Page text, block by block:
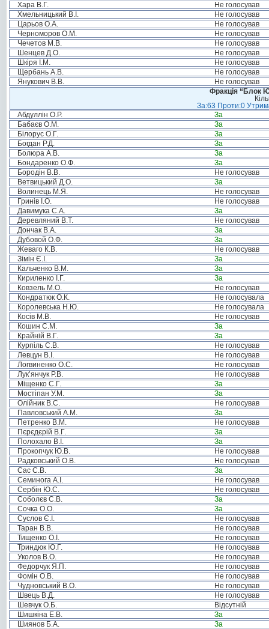
Хара В.Г.
Не голосував
Хмельницький В.І.
Не голосував
Царьов О.А.
Не голосував
Черноморов О.М.
Не голосував
Чечетов М.В.
Не голосував
Шенцев Д.О.
Не голосував
Шкіря І.М.
Не голосував
Щербань А.В.
Не голосував
Янукович В.В.
Не голосував
Фракція “Блок
За:63 Проти:0
Абдуллін О.Р.
За
Бабаєв О.М.
За
Білорус О.Г.
За
Богдан Р.Д.
За
Болюра А.В.
За
Бондаренко О.Ф.
За
Бородін В.В.
Не голосував
Ветвицький Д.О.
За
Волинець М.Я.
Не голосував
Гринів І.О.
Не голосував
Давимука С.А.
За
Деревляний В.Т.
Не голосував
Дончак В.А.
За
Дубовой О.Ф.
За
Жеваго К.В.
Не голосував
Зімін Є.І.
За
Кальченко В.М.
За
Кириленко І.Г.
За
Ковзель М.О.
Не голосував
Кондратюк О.К.
Не голосувала
Королевська Н.Ю.
Не голосувала
Косів М.В.
Не голосував
Кошин С.М.
За
Крайній В.Г.
За
Курпіль С.В.
Не голосував
Левцун В.І.
Не голосував
Логвиненко О.С.
Не голосував
Лук’янчук Р.В.
Не голосував
Міщенко С.Г.
За
Мостіпан У.М.
За
Олійник В.С.
Не голосував
Павловський А.М.
За
Петренко В.М.
Не голосував
Пєрєдєрій В.Г.
За
Полохало В.І.
За
Прокопчук Ю.В.
Не голосував
Радковський О.В.
Не голосував
Сас С.В.
За
Семинога А.І.
Не голосував
Сербін Ю.С.
Не голосував
Соболєв С.В.
За
Сочка О.О.
За
Суслов Є.І.
Не голосував
Таран В.В.
Не голосував
Тищенко О.І.
Не голосував
Триндюк Ю.Г.
Не голосував
Уколов В.О.
Не голосував
Федорчук Я.П.
Не голосував
Фомін О.В.
Не голосував
Чудновський В.О.
Не голосував
Швець В.Д.
Не голосував
Шевчук О.Б.
Відсутній
Шишкіна Е.В.
За
Шиянов Б.А.
За